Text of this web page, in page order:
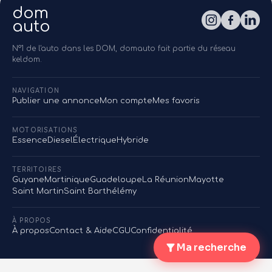
Ma recherche
dom
auto
N°1 de l'auto dans les DOM, domauto fait partie du réseau
keldom.
NAVIGATION
Publier une annonceMon compteMes favoris
MOTORISATIONS
Essence Diesel ÉlectriqueHybride
TERRITOIRES
GuyaneMartiniqueGuadeloupeLa RéunionMayotte
Saint MartinSaint Barthélémy
À PROPOS
À proposContact & AideCGUConfidentialité